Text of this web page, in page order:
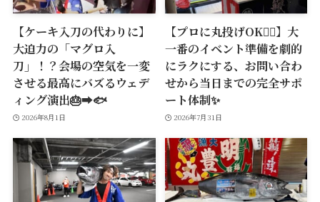
【ケーキ入刀の代わりに】
大迫力の「マグロ入
刀」！？会場の空気を一変
させる最高にバズるウェデ
ィング演出🎂➡️🐟
2026年8月1日
【プロに丸投げOK🙆‍♂️】大
一番のイベント準備を劇的
にラクにする、お問い合わ
せから当日までの完全サポ
ート体制✨
2026年7月31日